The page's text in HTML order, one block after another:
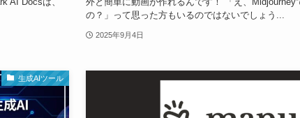
の？」って思った方もいるのではないでしょう...
2025年9月4日
生成AIツール